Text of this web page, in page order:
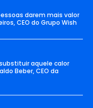
darem mais valor
CEO do Grupo Wish
aquele calor
Beber, CEO da